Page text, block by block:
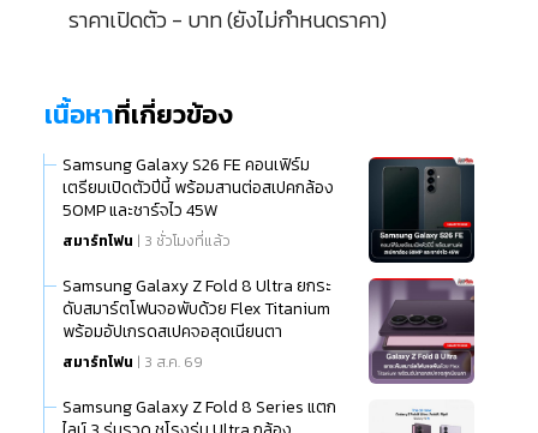
ราคาเปิดตัว - บาท (ยังไม่กำหนดราคา)
เนื้อหาที่เกี่ยวข้อง
Samsung Galaxy S26 FE คอนเฟิร์ม
เตรียมเปิดตัวปีนี้ พร้อมสานต่อสเปคกล้อง
50MP และชาร์จไว 45W
สมาร์ทโฟน | 3 ชั่วโมงที่แล้ว
Samsung Galaxy Z Fold 8 Ultra ยกระ
ดับสมาร์ตโฟนจอพับด้วย Flex Titanium
พร้อมอัปเกรดสเปคจอสุดเนียนตา
สมาร์ทโฟน | 3 ส.ค. 69
Samsung Galaxy Z Fold 8 Series แตก